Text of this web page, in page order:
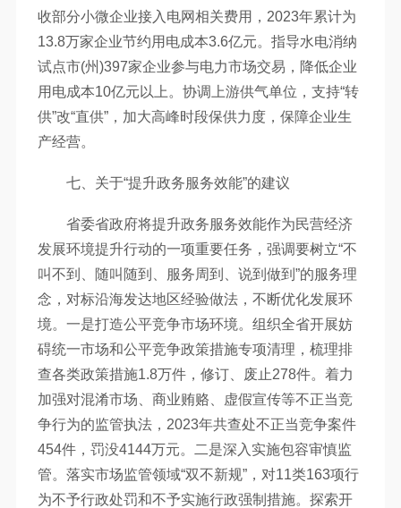
收部分小微企业接入电网相关费用，2023年累计为
13.8万家企业节约用电成本3.6亿元。指导水电消纳
试点市(州)397家企业参与电力市场交易，降低企业
用电成本10亿元以上。协调上游供气单位，支持“转
供”改“直供”，加大高峰时段保供力度，保障企业生
产经营。
七、关于“提升政务服务效能”的建议
省委省政府将提升政务服务效能作为民营经济
发展环境提升行动的一项重要任务，强调要树立“不
叫不到、随叫随到、服务周到、说到做到”的服务理
念，对标沿海发达地区经验做法，不断优化发展环
境。一是打造公平竞争市场环境。组织全省开展妨
碍统一市场和公平竞争政策措施专项清理，梳理排
查各类政策措施1.8万件，修订、废止278件。着力
加强对混淆市场、商业贿赂、虚假宣传等不正当竞
争行为的监管执法，2023年共查处不正当竞争案件
454件，罚没4144万元。二是深入实施包容审慎监
管。落实市场监管领域“双不新规”，对11类163项行
为不予行政处罚和不予实施行政强制措施。探索开